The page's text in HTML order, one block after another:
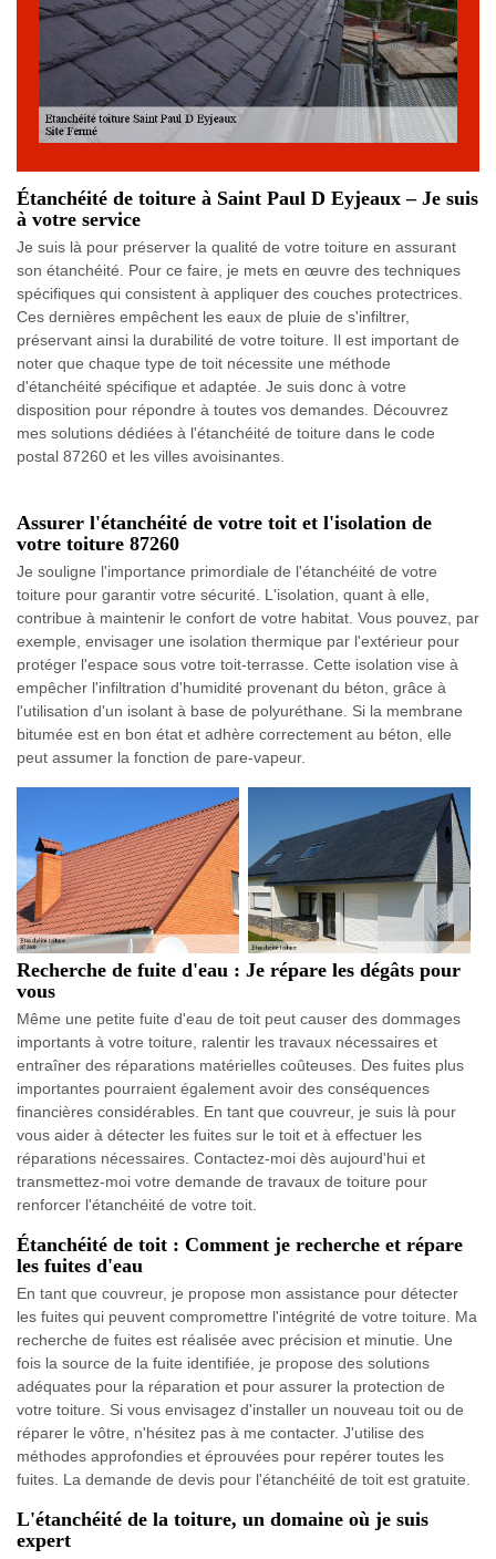
Étanchéité de toiture à Saint Paul D Eyjeaux – Je suis
à votre service
Je suis là pour préserver la qualité de votre toiture en assurant
son étanchéité. Pour ce faire, je mets en œuvre des techniques
spécifiques qui consistent à appliquer des couches protectrices.
Ces dernières empêchent les eaux de pluie de s'infiltrer,
préservant ainsi la durabilité de votre toiture. Il est important de
noter que chaque type de toit nécessite une méthode
d'étanchéité spécifique et adaptée. Je suis donc à votre
disposition pour répondre à toutes vos demandes. Découvrez
mes solutions dédiées à l'étanchéité de toiture dans le code
postal 87260 et les villes avoisinantes.
Assurer l'étanchéité de votre toit et l'isolation de
votre toiture 87260
Je souligne l'importance primordiale de l'étanchéité de votre
toiture pour garantir votre sécurité. L'isolation, quant à elle,
contribue à maintenir le confort de votre habitat. Vous pouvez, par
exemple, envisager une isolation thermique par l'extérieur pour
protéger l'espace sous votre toit-terrasse. Cette isolation vise à
empêcher l'infiltration d'humidité provenant du béton, grâce à
l'utilisation d'un isolant à base de polyuréthane. Si la membrane
bitumée est en bon état et adhère correctement au béton, elle
peut assumer la fonction de pare-vapeur.
Recherche de fuite d'eau : Je répare les dégâts pour
vous
Même une petite fuite d'eau de toit peut causer des dommages
importants à votre toiture, ralentir les travaux nécessaires et
entraîner des réparations matérielles coûteuses. Des fuites plus
importantes pourraient également avoir des conséquences
financières considérables. En tant que couvreur, je suis là pour
vous aider à détecter les fuites sur le toit et à effectuer les
réparations nécessaires. Contactez-moi dès aujourd'hui et
transmettez-moi votre demande de travaux de toiture pour
renforcer l'étanchéité de votre toit.
Étanchéité de toit : Comment je recherche et répare
les fuites d'eau
En tant que couvreur, je propose mon assistance pour détecter
les fuites qui peuvent compromettre l'intégrité de votre toiture. Ma
recherche de fuites est réalisée avec précision et minutie. Une
fois la source de la fuite identifiée, je propose des solutions
adéquates pour la réparation et pour assurer la protection de
votre toiture. Si vous envisagez d'installer un nouveau toit ou de
réparer le vôtre, n'hésitez pas à me contacter. J'utilise des
méthodes approfondies et éprouvées pour repérer toutes les
fuites. La demande de devis pour l'étanchéité de toit est gratuite.
L'étanchéité de la toiture, un domaine où je suis
expert